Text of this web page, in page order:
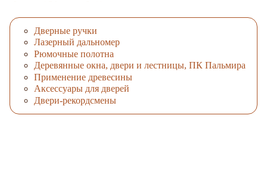
Дверные ручки
Лазерный дальномер
Рюмочные полотна
Деревянные окна, двери и лестницы, ПК Пальмира
Применение древесины
Аксессуары для дверей
Двери-рекордсмены